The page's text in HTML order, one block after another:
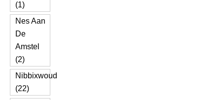
(1)
Nes Aan
De
Amstel
(2)
Nibbixwoud
(22)